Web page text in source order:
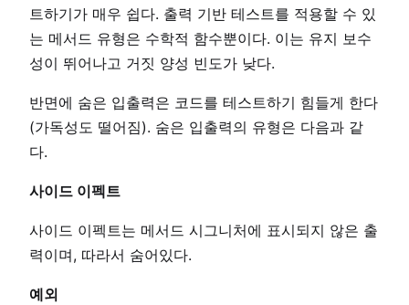
트하기가 매우 쉽다. 출력 기반 테스트를 적용할 수 있
는 메서드 유형은 수학적 함수뿐이다. 이는 유지 보수
성이 뛰어나고 거짓 양성 빈도가 낮다.
반면에 숨은 입출력은 코드를 테스트하기 힘들게 한다
(가독성도 떨어짐). 숨은 입출력의 유형은 다음과 같
다.
사이드 이펙트
사이드 이펙트는 메서드 시그니처에 표시되지 않은 출
력이며, 따라서 숨어있다.
예외